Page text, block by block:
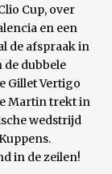
Cup, over
en een
de afspraak in
de dubbele
Gillet Vertigo
Martin trekt in
wedstrijd
in de zeilen!